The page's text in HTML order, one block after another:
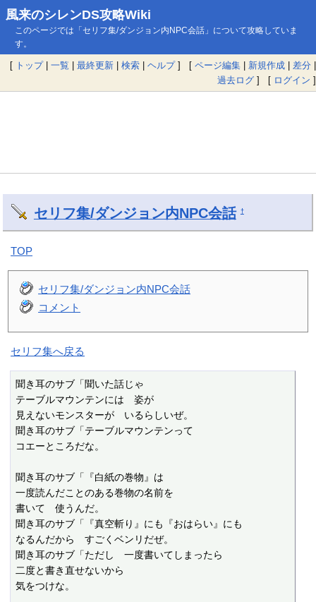
風来のシレンDS攻略Wiki
このページでは「セリフ集/ダンジョン内NPC会話」について攻略していま
す。
[ トップ| 一覧 | 最終更新 | 検索 | ヘルプ] [ ページ編集 | 新規作成 | 差分 |
過去ログ ] [ ログイン ]
セリフ集/ダンジョン内NPC会話 †
TOP
セリフ集/ダンジョン内NPC会話
コメント
セリフ集へ戻る
聞き耳のサブ「聞いた話じゃ
テーブルマウンテンには　姿が
見えないモンスターが　いるらしいぜ。
聞き耳のサブ「テーブルマウンテンって
コエーところだな。
聞き耳のサブ「『白紙の巻物』は
一度読んだことのある巻物の名前を
書いて　使うんだ。
聞き耳のサブ「『真空斬り』にも『おはらい』にも
なるんだから　すごくベンリだぜ。
聞き耳のサブ「ただし　一度書いてしまったら
二度と書き直せないから
気をつけな。